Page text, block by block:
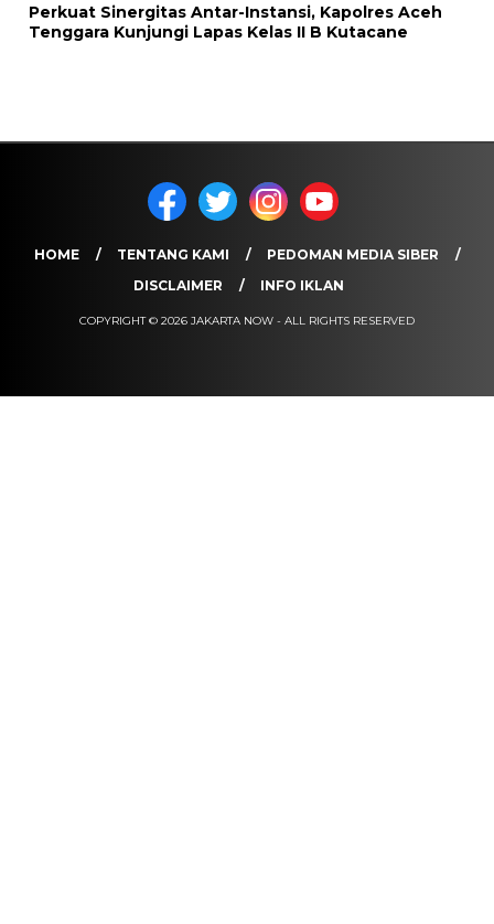
Perkuat Sinergitas Antar-Instansi, Kapolres Aceh
Tenggara Kunjungi Lapas Kelas II B Kutacane
HOME TENTANG KAMI
PEDOMAN MEDIA SIBER
DISCLAIMER
INFO IKLAN
COPYRIGHT © 2026 JAKARTA NOW - ALL RIGHTS RESERVED